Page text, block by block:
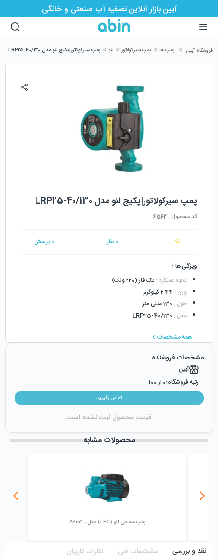
آبین بازار آنلاین تصفیه آب صنعتی و خانگی
فروشگاه آبین > پمپ ها > پمپ سیرکولاتور > لئو > پمپ سیرکولاتور|پکیج لئو مدل LRP25-40/130
پمپ سیرکولاتور|پکیج لئو مدل LRP25-40/130
کد محصول : 6542
0 نظر 0 پرسش
ویژگی ها :
نحوه عملکرد: تک فاز (220 ولت)
وزن : 2.44 کیلوگرم
طول : 130 میلی متر
مدل :
LRP25-40/130
همه مشخصات
مشخصات فروشنده
آبین
رتبه فروشگاه:0 از 100
زمان ایجاد فروشگاه :دوشنبه ۲۴ اردیبهشت ۱۳۹۷
تماس بگیرید
قیمت محصول ثبت نشده است
محصولات مشابه
پمپ محیطی لئو (LEO) مدل APm30
نقد و بررسی مشخصات فنی نظرات کاربران